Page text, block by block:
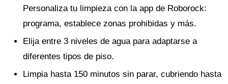
Personaliza tu limpieza con la app de Roborock:
programa, establece zonas prohibidas y más.
Elija entre 3 niveles de agua para adaptarse a
diferentes tipos de piso.
Limpia hasta 150 minutos sin parar, cubriendo hasta